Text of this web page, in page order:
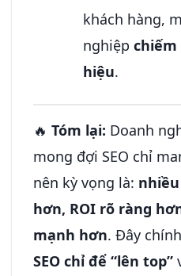
khách hàng,
nghiệp
hiệu.
🔥 Tóm lại: Doanh
mong đợi SEO chỉ
nên kỳ vọng là:
hơn, ROI rõ ràng
mạnh hơn. Đây
SEO chỉ để “lên top”